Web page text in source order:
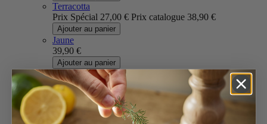
Terracotta
Prix Spécial 27,00 € Prix catalogue 38,90 €
Ajouter au panier
Jaune
39,90 €
Ajouter au panier
Noir Satin
39,90 €
Ajouter au panier
Vert Forêt
39,90 €